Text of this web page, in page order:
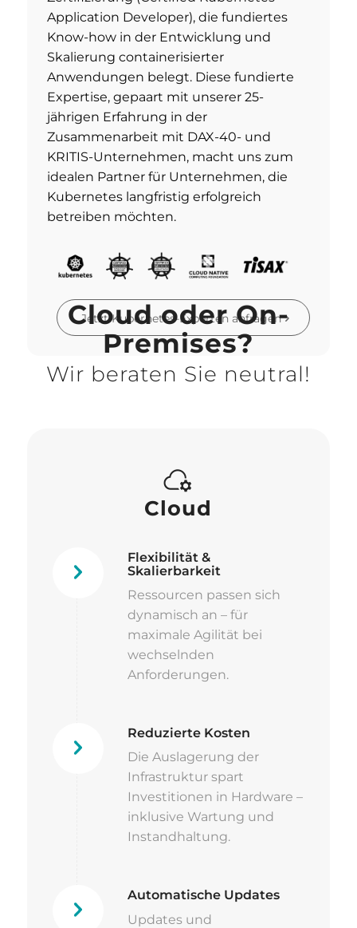
Application Developer), die fundiertes
Know-how in der Entwicklung und
Skalierung containerisierter
Anwendungen belegt. Diese fundierte
Expertise, gepaart mit unserer 25-
jährigen Erfahrung in der
Zusammenarbeit mit DAX-40- und
KRITIS-Unternehmen, macht uns zum
idealen Partner für Unternehmen, die
Kubernetes langfristig erfolgreich
betreiben möchten.
Jetzt Kubernetes-Experten anfragen
Cloud oder On-
Premises?
Wir beraten Sie neutral!
Cloud
Flexibilität &
Skalierbarkeit
Ressourcen passen sich
dynamisch an – für
maximale Agilität bei
wechselnden
Anforderungen.
Reduzierte Kosten
Die Auslagerung der
Infrastruktur spart
Investitionen in Hardware –
inklusive Wartung und
Instandhaltung.
Automatische Updates
Updates und